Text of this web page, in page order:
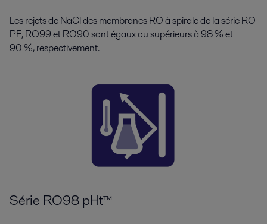
Les rejets de NaCl des membranes RO à spirale de la série RO
PE, RO99 et RO90 sont égaux ou supérieurs à 98 % et
90 %, respectivement.
Série RO98 pHt™